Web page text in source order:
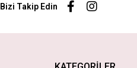
Bizi Takip Edin